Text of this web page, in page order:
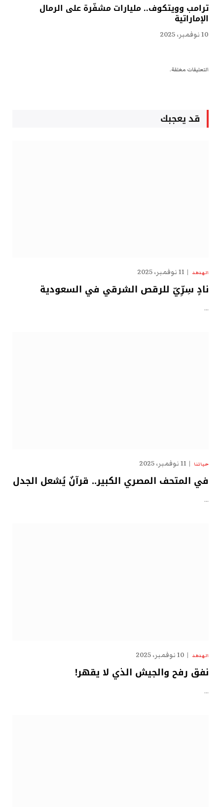
ترامب وويتكوف.. مليارات مشفّرة على الرمال
الإماراتية
10 نوفمبر، 2025
التعليقات مغلقة.
قد يعجبك
الهدهد 11 نوفمبر، 2025
نادٍ سِرِّيّ للرقص الشرقي في السعودية
…
حياتنا 11 نوفمبر، 2025
في المتحف المصري الكبير.. قرآنٌ يُشعل الجدل
…
الهدهد 10 نوفمبر، 2025
نفق رفح والجيش الذي لا يقهر!
…